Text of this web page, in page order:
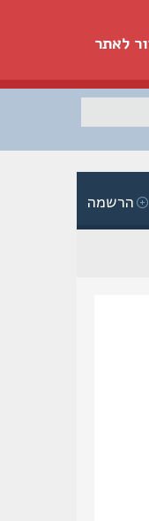
לאתר
הרשמה